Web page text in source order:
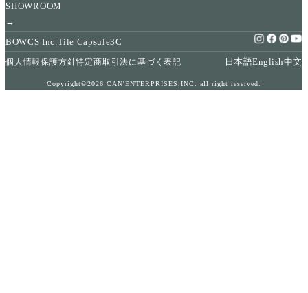
SHOWROOM
→
BOWCS Inc.Tile Capsule3C
個人情報保護方針特定商取引法に基づく表記 日本語English中文
Copyright©2026 CAN'ENTERPRISES,INC. all right reserved.